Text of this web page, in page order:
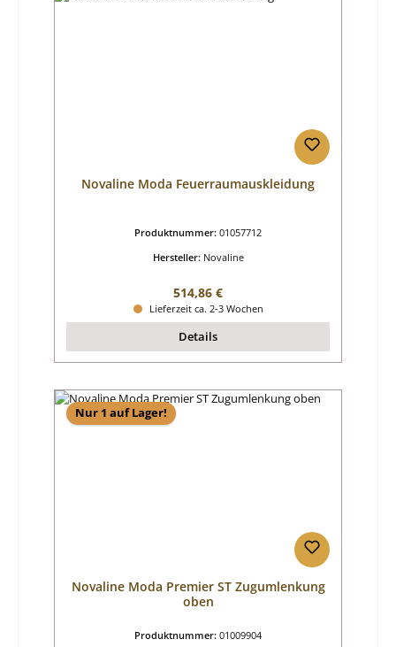
Novaline Moda Feuerraumauskleidung
Produktnummer: 01057712
Hersteller: Novaline
Regulärer Preis:
514,86 €
Lieferzeit ca. 2-3 Wochen
Details
Nur 1 auf Lager!
Novaline Moda Premier ST Zugumlenkung
oben
Produktnummer: 01009904